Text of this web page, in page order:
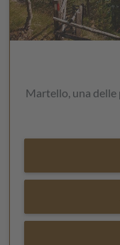
Martello, una delle